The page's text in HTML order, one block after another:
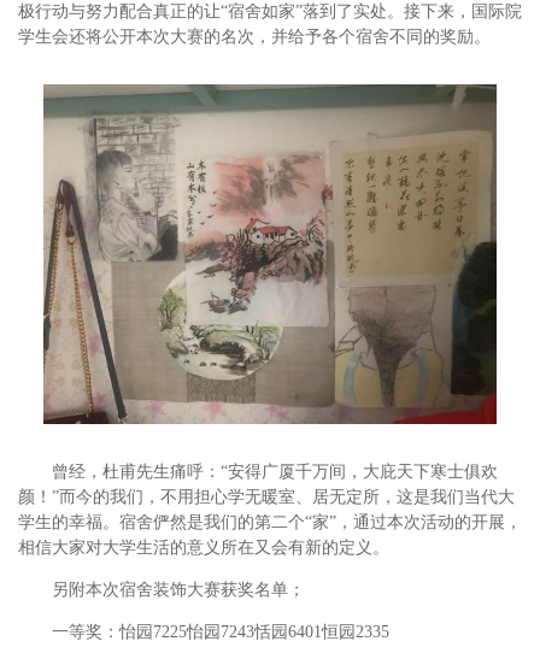
极行动与努力配合真正的让“宿舍如家”落到了实处。接下来，国际院
学生会还将公开本次大赛的名次，并给予各个宿舍不同的奖励。
曾经，杜甫先生痛呼：“安得广厦千万间，大庇天下寒士俱欢
颜！”而今的我们，不用担心学无暖室、居无定所，这是我们当代大
学生的幸福。宿舍俨然是我们的第二个“家”，通过本次活动的开展，
相信大家对大学生活的意义所在又会有新的定义。
另附本次宿舍装饰大赛获奖名单；
一等奖：怡园7225怡园7243恬园6401恒园2335